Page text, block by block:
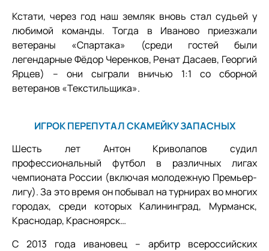
Кстати, через год наш земляк вновь стал судьей у
любимой команды. Тогда в Иваново приезжали
ветераны «Спартака» (среди гостей были
легендарные Фёдор Черенков, Ренат Дасаев, Георгий
Ярцев) – они сыграли вничью 1:1 со сборной
ветеранов «Текстильщика».
ИГРОК ПЕРЕПУТАЛ СКАМЕЙКУ ЗАПАСНЫХ
Шесть лет Антон Криволапов судил
профессиональный футбол в различных лигах
чемпионата России (включая молодежную Премьер-
лигу). За это время он побывал на турнирах во многих
городах, среди которых Калининград, Мурманск,
Краснодар, Красноярск…
С 2013 года ивановец – арбитр всероссийских